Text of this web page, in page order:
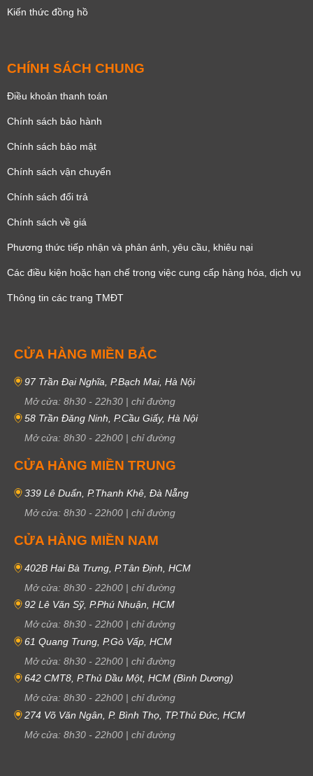
Kiến thức đồng hồ
CHÍNH SÁCH CHUNG
Điều khoản thanh toán
Chính sách bảo hành
Chính sách bảo mật
Chính sách vận chuyển
Chính sách đổi trả
Chính sách về giá
Phương thức tiếp nhận và phản ánh, yêu cầu, khiêu nại
Các điều kiện hoặc hạn chế trong việc cung cấp hàng hóa, dịch vụ
Thông tin các trang TMĐT
CỬA HÀNG MIỀN BẮC
97 Trần Đại Nghĩa, P.Bạch Mai, Hà Nội
Mở cửa: 8h30 - 22h30 | chỉ đường
58 Trần Đăng Ninh, P.Cầu Giấy, Hà Nội
Mở cửa: 8h30 - 22h00 | chỉ đường
CỬA HÀNG MIỀN TRUNG
339 Lê Duẩn, P.Thanh Khê, Đà Nẵng
Mở cửa: 8h30 - 22h00 | chỉ đường
CỬA HÀNG MIỀN NAM
402B Hai Bà Trưng, P.Tân Định, HCM
Mở cửa: 8h30 - 22h00 | chỉ đường
92 Lê Văn Sỹ, P.Phú Nhuận, HCM
Mở cửa: 8h30 - 22h00 | chỉ đường
61 Quang Trung, P.Gò Vấp, HCM
Mở cửa: 8h30 - 22h00 | chỉ đường
642 CMT8, P.Thủ Dầu Một, HCM (Bình Dương)
Mở cửa: 8h30 - 22h00 | chỉ đường
274 Võ Văn Ngân, P. Bình Thọ, TP.Thủ Đức, HCM
Mở cửa: 8h30 - 22h00 | chỉ đường